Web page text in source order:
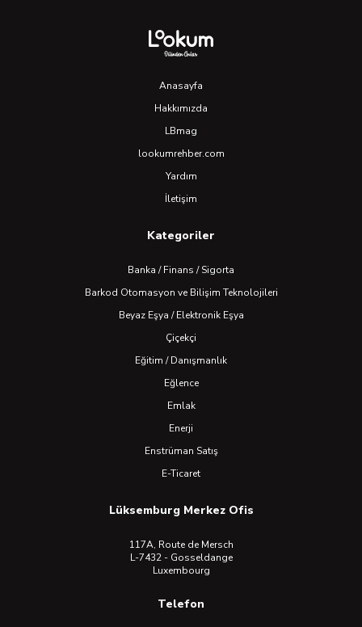
Anasayfa
Hakkımızda
LBmag
lookumrehber.com
Yardım
İletişim
Kategoriler
Banka / Finans / Sigorta
Barkod Otomasyon ve Bilişim Teknolojileri
Beyaz Eşya / Elektronik Eşya
Çiçekçi
Eğitim / Danışmanlık
Eğlence
Emlak
Enerji
Enstrüman Satış
E-Ticaret
Lüksemburg Merkez Ofis
117A, Route de Mersch
L-7432 - Gosseldange
Luxembourg
Telefon